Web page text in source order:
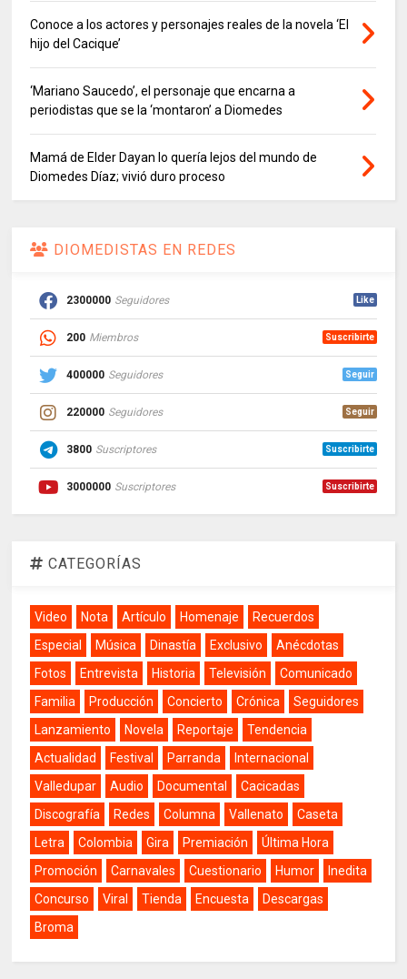
Conoce a los actores y personajes reales de la novela ‘El
hijo del Cacique’
‘Mariano Saucedo’, el personaje que encarna a
periodistas que se la ‘montaron’ a Diomedes
Mamá de Elder Dayan lo quería lejos del mundo de
Diomedes Díaz; vivió duro proceso
DIOMEDISTAS EN REDES
2300000 Seguidores Like
200 Miembros Suscribirte
400000 Seguidores Seguir
220000 Seguidores Seguir
3800 Suscriptores Suscribirte
3000000 Suscriptores Suscribirte
CATEGORÍAS
Video Nota Artículo Homenaje
Recuerdos
Especial
Música Dinastía Exclusivo
Anécdotas
Fotos
Entrevista Historia Televisión
Comunicado
Familia
Producción Concierto Crónica
Seguidores
Lanzamiento
Novela Reportaje
Tendencia
Actualidad
Festival Parranda
Internacional
Valledupar
Audio Documental
Cacicadas
Discografía
Redes Columna Vallenato
Caseta
Letra
Colombia Gira Premiación
Última Hora
Promoción
Carnavales Cuestionario Humor
Inedita
Concurso
Viral Tienda Encuesta
Descargas
Broma